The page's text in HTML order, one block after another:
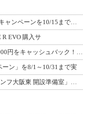
新型「RESO」インカム発売記念！ 下取りキャンペーンを10/15まで延長して開
R EVO 購入サ
B+COM 最新モデル購入・下取りで最大9,000円をキャッシュバック！「B+F
ーン」を8/1～10/31まで実
【トライアンフ】関西最大規模「トライアンフ大阪東 開設準備室」がオープン！ 限定